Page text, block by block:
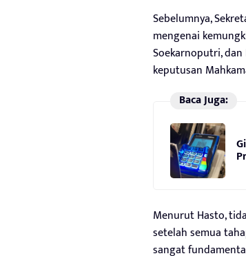
Sebelumnya,
mengenai
Soekarnoputri,
keputusan
Baca Juga:
Menurut Hasto,
setelah semua
sangat